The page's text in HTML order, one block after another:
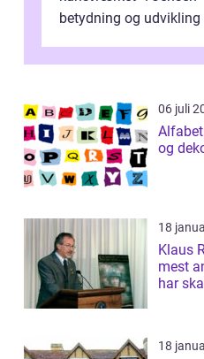
betydning og udvikling
06 juli
og
18
Klaus
mest
har
18